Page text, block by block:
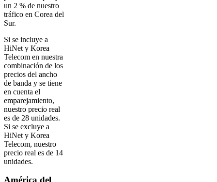
un 2 % de nuestro
tráfico en Corea del
Sur.
Si se incluye a
HiNet y Korea
Telecom en nuestra
combinación de los
precios del ancho
de banda y se tiene
en cuenta el
emparejamiento,
nuestro precio real
es de 28 unidades.
Si se excluye a
HiNet y Korea
Telecom, nuestro
precio real es de 14
unidades.